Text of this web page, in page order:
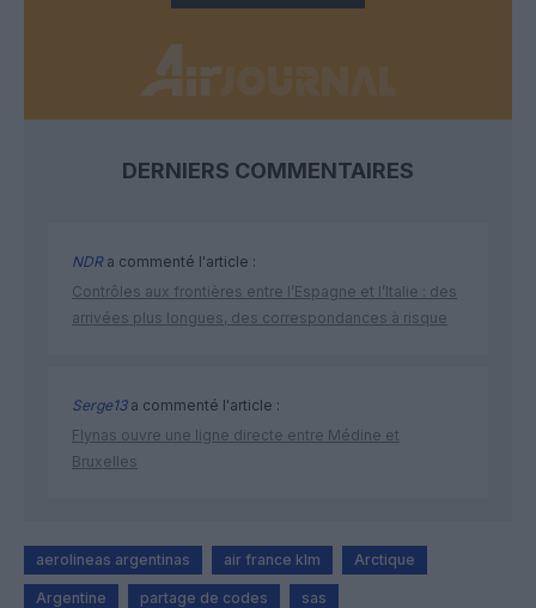
DERNIERS COMMENTAIRES
NDRa commenté l'article :
Contrôles aux frontières entre l’Espagne et l’Italie : des
arrivées plus longues, des correspondances à risque
Serge13a commenté l'article :
Flynas ouvre une ligne directe entre Médine et
Bruxelles
aerolineas argentinas air france klm Arctique
Argentine partage de codes sas